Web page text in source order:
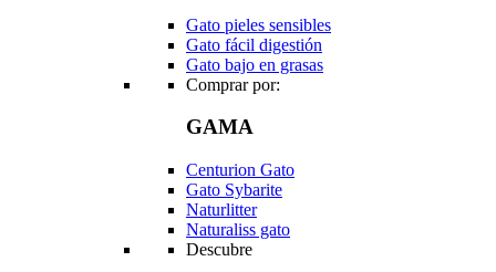
Gato pieles sensibles
Gato fácil digestión
Gato bajo en grasas
Comprar por:
GAMA
Centurion Gato
Gato Sybarite
Naturlitter
Naturaliss gato
Descubre